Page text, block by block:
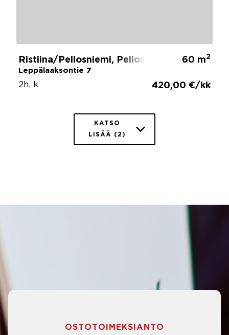
Ristiina/Pellosniemi, Pellosniemi
Leppälaaksontie 7
60 m2
2h, k 420,00 €/kk
KATSO
LISÄÄ (2)
OSTOTOIMEKSIANTO